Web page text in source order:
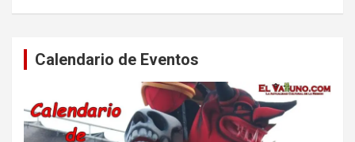
Calendario de Eventos